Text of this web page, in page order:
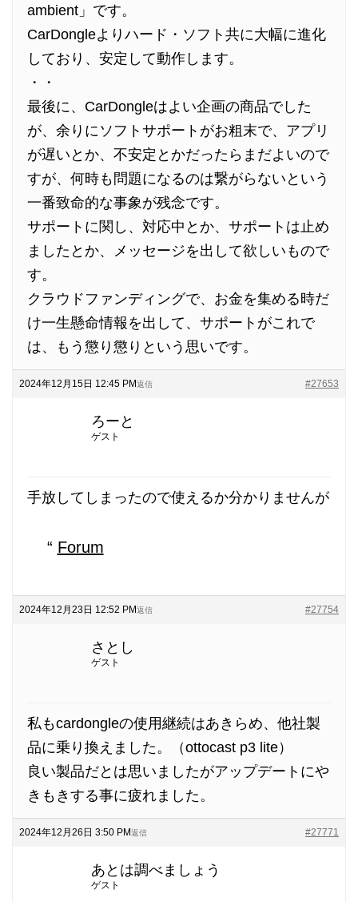
ambient」です。
CarDongleよりハード・ソフト共に大幅に進化
しており、安定して動作します。
・・
最後に、CarDongleはよい企画の商品でした
が、余りにソフトサポートがお粗末で、アプリ
が遅いとか、不安定とかだったらまだよいので
すが、何時も問題になるのは繋がらないという
一番致命的な事象が残念です。
サポートに関し、対応中とか、サポートは止め
ましたとか、メッセージを出して欲しいもので
す。
クラウドファンディングで、お金を集める時だ
け一生懸命情報を出して、サポートがこれで
は、もう懲り懲りという思いです。
2024年12月15日 12:45 PM #27653
返信
ろーと
ゲスト
手放してしまったので使えるか分かりませんが
Forum
2024年12月23日 12:52 PM #27754
返信
さとし
ゲスト
私もcardongleの使用継続はあきらめ、他社製
品に乗り換えました。（ottocast p3 lite）
良い製品だとは思いましたがアップデートにや
きもきする事に疲れました。
2024年12月26日 3:50 PM #27771
返信
あとは調べましょう
ゲスト